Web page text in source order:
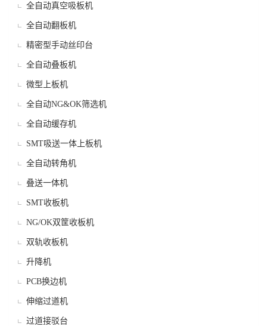
全自动真空吸板机
全自动翻板机
精密型手动丝印台
全自动叠板机
微型上板机
全自动NG&OK筛选机
全自动缓存机
SMT吸送一体上板机
全自动转角机
叠送一体机
SMT收板机
NG/OK双筐收板机
双轨收板机
升降机
PCB换边机
伸缩过道机
过道接驳台